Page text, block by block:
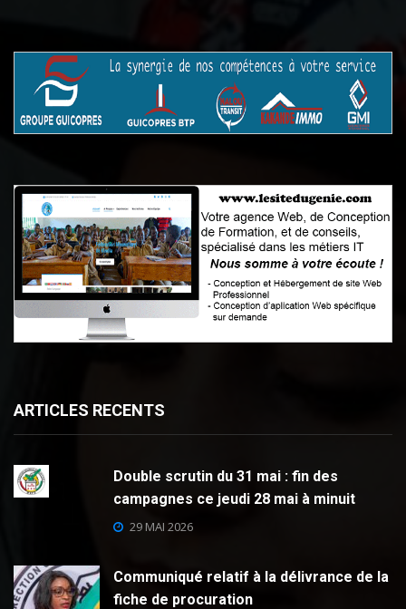
ARTICLES RECENTS
Double scrutin du 31 mai : fin des
campagnes ce jeudi 28 mai à minuit
29 MAI 2026
Communiqué relatif à la délivrance de la
fiche de procuration